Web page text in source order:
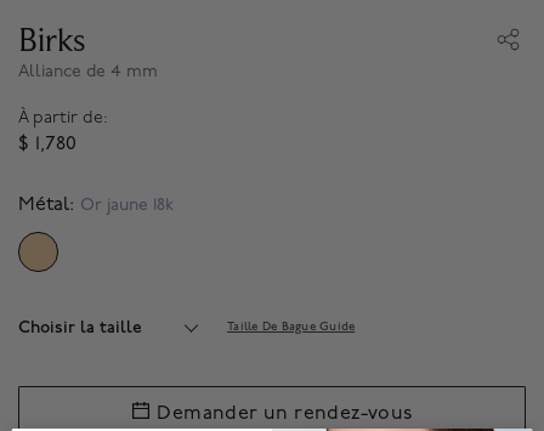
Birks
Alliance de 4 mm
À partir de:
$ 1,780
Métal: Or jaune 18k
SELECTED
Choisir la taille Taille De Bague Guide
Demander un rendez-vous